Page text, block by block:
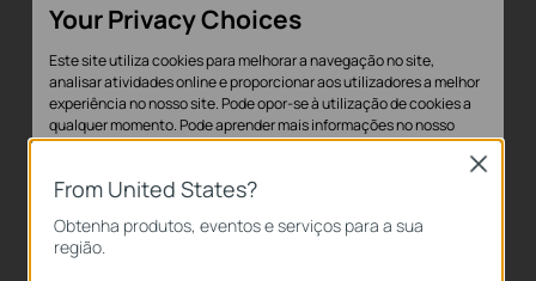
From United States?
Obtenha produtos, eventos e serviços para a sua
região.
Close
Your Privacy Choices
Este site utiliza cookies para melhorar a navegação no site,
analisar atividades online e proporcionar aos utilizadores a melhor
experiência no nosso site. Pode opor-se à utilização de cookies a
qualquer momento. Pode aprender mais informações no nosso
política de privacidade.
Cookies Básicos
Os cookies são necessários para o funcionamento do website e
não podem ser desativados nos seus sistemas.